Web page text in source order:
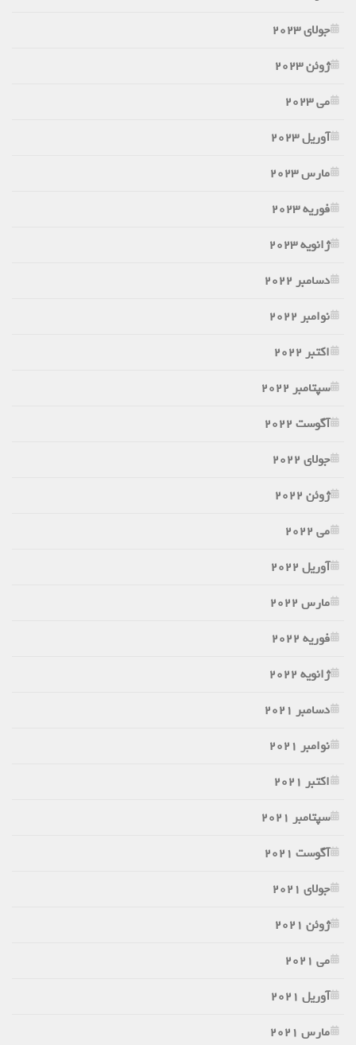
جولای 2023
ژوئن 2023
می 2023
آوریل 2023
مارس 2023
فوریه 2023
ژانویه 2023
دسامبر 2022
نوامبر 2022
اکتبر 2022
سپتامبر 2022
آگوست 2022
جولای 2022
ژوئن 2022
می 2022
آوریل 2022
مارس 2022
فوریه 2022
ژانویه 2022
دسامبر 2021
نوامبر 2021
اکتبر 2021
سپتامبر 2021
آگوست 2021
جولای 2021
ژوئن 2021
می 2021
آوریل 2021
مارس 2021